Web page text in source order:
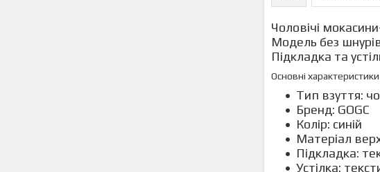
Чоловічі
Модель без
Підкладка та
Основні характеристики
Тип взуття:
Бренд: GOGC
Колір: синій
Матеріал
Підкладка:
Устілка: